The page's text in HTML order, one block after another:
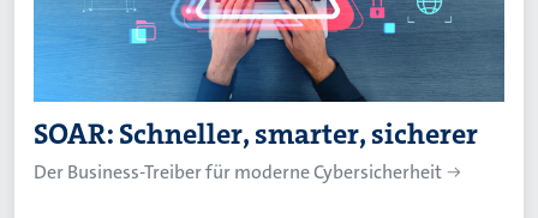
SOAR: Schneller, smarter, sicherer
Der Business-Treiber für moderne Cybersicherheit